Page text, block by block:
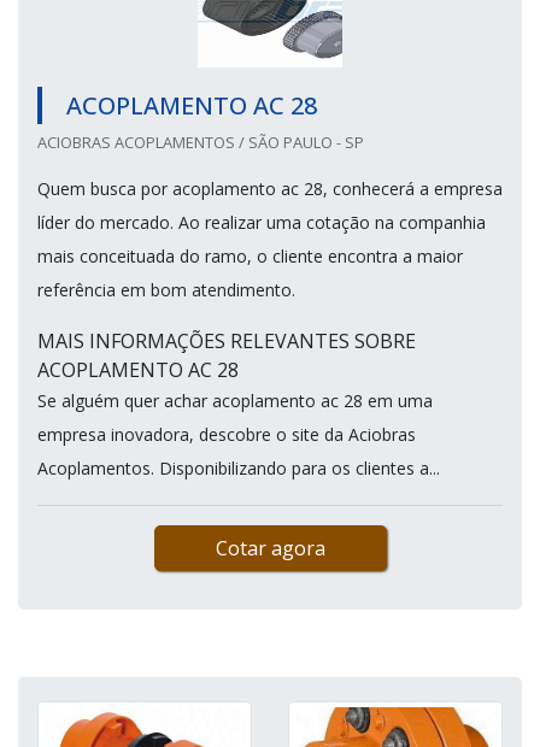
ACOPLAMENTO AC 28
ACIOBRAS ACOPLAMENTOS / SÃO PAULO - SP
Quem busca por acoplamento ac 28, conhecerá a empresa
líder do mercado. Ao realizar uma cotação na companhia
mais conceituada do ramo, o cliente encontra a maior
referência em bom atendimento.
MAIS INFORMAÇÕES RELEVANTES SOBRE
ACOPLAMENTO AC 28
Se alguém quer achar acoplamento ac 28 em uma
empresa inovadora, descobre o site da Aciobras
Acoplamentos. Disponibilizando para os clientes a...
Cotar agora